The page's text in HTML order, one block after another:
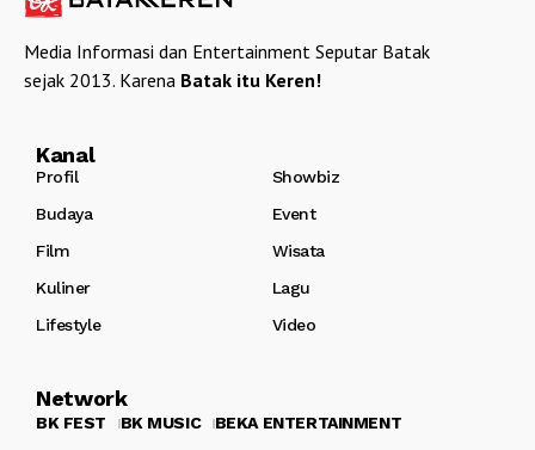
Media Informasi dan Entertainment Seputar Batak
sejak 2013. Karena Batak itu Keren!
Kanal
Profil
Showbiz
Budaya
Event
Film
Wisata
Kuliner
Lagu
Lifestyle
Video
Network
BK FEST BK MUSIC BEKA ENTERTAINMENT